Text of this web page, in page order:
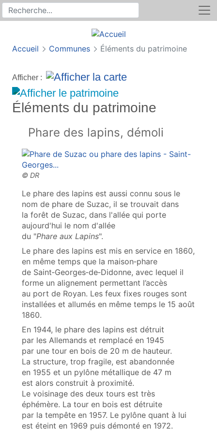
Recherche sur le site
Rechercher
Accueil Communes Éléments du patrimoine
Afficher :
Éléments du patrimoine
Phare des lapins, démoli
Le phare des lapins est aussi connu sous le
nom de phare de Suzac, il se trouvait dans
la forêt de Suzac, dans l'allée qui porte
aujourd'hui le nom d'allée
du "Phare aux Lapins".
Le phare des lapins est mis en service en 1860,
en même temps que la maison‑phare
de Saint‑Georges‑de‑Didonne, avec lequel il
forme un alignement permettant l’accès
au port de Royan. Les feux fixes rouges sont
installées et allumés en même temps le 15 août
1860.
En 1944, le phare des lapins est détruit
par les Allemands et remplacé en 1945
par une tour en bois de 20 m de hauteur.
La structure, trop fragile, est abandonnée
en 1955 et un pylône métallique de 47 m
est alors construit à proximité.
Le voisinage des deux tours est très
éphémère. La tour en bois est détruite
par la tempête en 1957. Le pylône quant à lui
est éteint en 1969 puis démonté en 1972.